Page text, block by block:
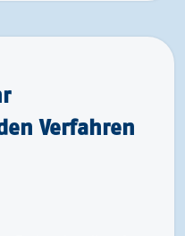
Verfahren